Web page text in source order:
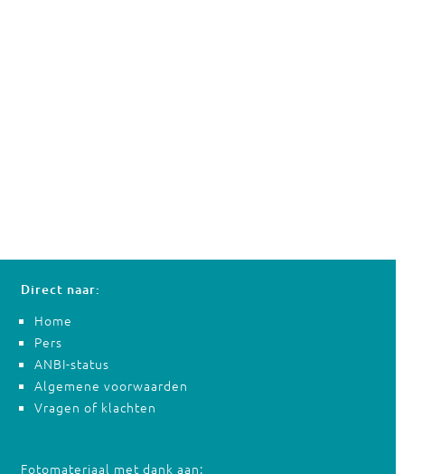
Direct naar:
Home
Pers
ANBI-status
Algemene voorwaarden
Vragen of klachten
Fotomateriaal met dank aan: